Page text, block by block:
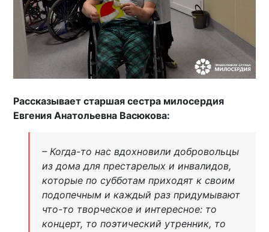
Рассказывает старшая сестра милосердия
Евгения Анатольевна Васюкова:
– Когда-то нас вдохновили добровольцы
из дома для престарелых и инвалидов,
которые по субботам приходят к своим
подопечным и каждый раз придумывают
что-то творческое и интересное: то
концерт, то поэтический утренник, то